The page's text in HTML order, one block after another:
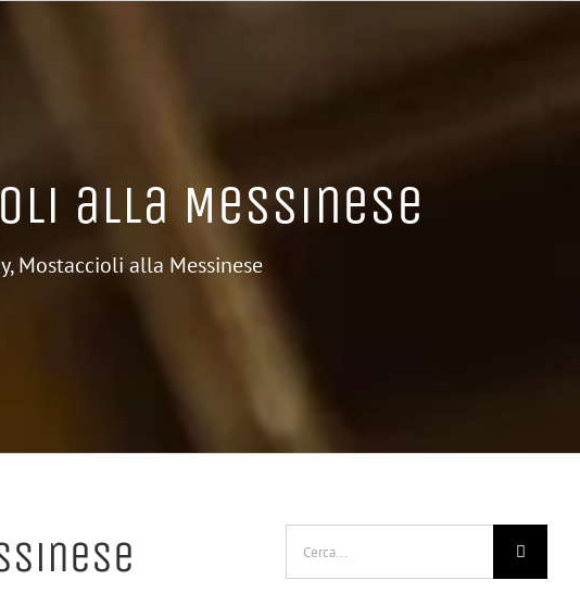
alla Messinese
Mostaccioli alla Messinese